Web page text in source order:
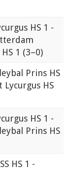
HS 1 -
1 (3–0)
Prins HS
Lycurgus HS
HS 1 -
Prins HS
HS 1 -